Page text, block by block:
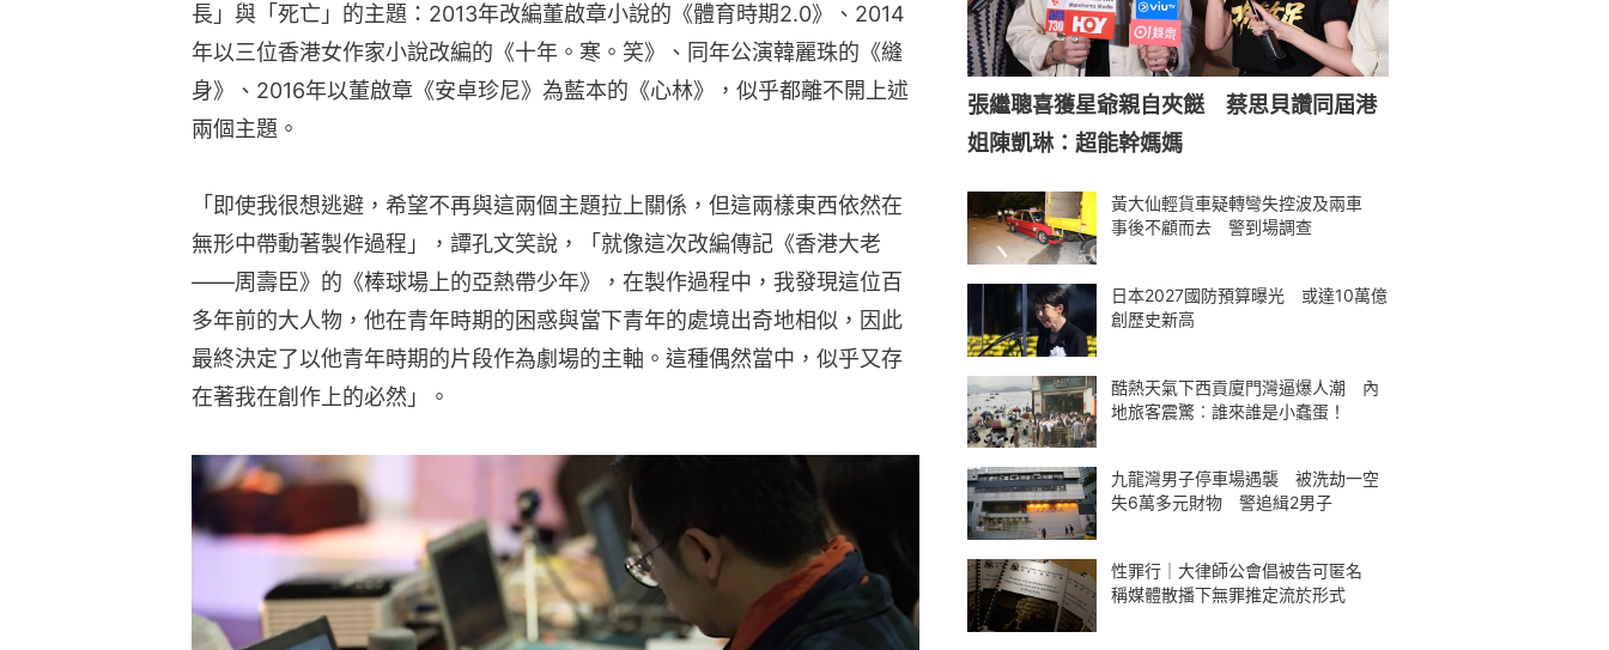
長」與「死亡」的主題：2013年改編董啟章小說的《體育時期2.0》、2014
年以三位香港女作家小說改編的《十年。寒。笑》、同年公演韓麗珠的《縫
身》、2016年以董啟章《安卓珍尼》為藍本的《心林》，似乎都離不開上述
兩個主題。
「即使我很想逃避，希望不再與這兩個主題拉上關係，但這兩樣東西依然在
無形中帶動著製作過程」，譚孔文笑說，「就像這次改編傳記《香港大老
——周壽臣》的《棒球場上的亞熱帶少年》，在製作過程中，我發現這位百
多年前的大人物，他在青年時期的困惑與當下青年的處境出奇地相似，因此
最終決定了以他青年時期的片段作為劇場的主軸。這種偶然當中，似乎又存
在著我在創作上的必然」。
張繼聰喜獲星爺親自夾餸 蔡思貝讚同屆港
姐陳凱琳：超能幹媽媽
黃大仙輕貨車疑轉彎失控波及兩車
事後不顧而去 警到場調查
日本2027國防預算曝光 或達10萬億
創歷史新高
酷熱天氣下西貢廈門灣逼爆人潮 內
地旅客震驚︰誰來誰是小蠢蛋！
九龍灣男子停車場遇襲 被洗劫一空
失6萬多元財物 警追緝2男子
性罪行｜大律師公會倡被告可匿名
稱媒體散播下無罪推定流於形式